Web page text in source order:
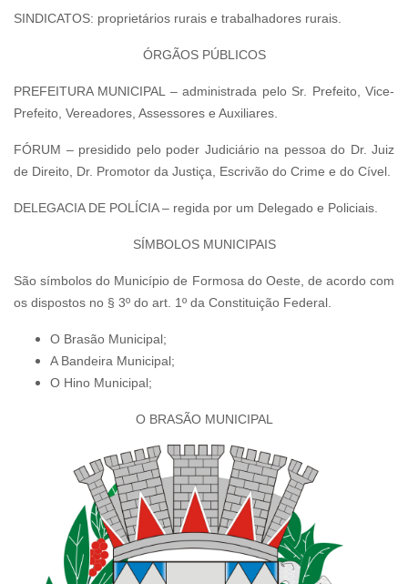
SINDICATOS: proprietários rurais e trabalhadores rurais.
ÓRGÃOS PÚBLICOS
PREFEITURA MUNICIPAL – administrada pelo Sr. Prefeito, Vice-
Prefeito, Vereadores, Assessores e Auxiliares.
FÓRUM – presidido pelo poder Judiciário na pessoa do Dr. Juiz
de Direito, Dr. Promotor da Justiça, Escrivão do Crime e do Cível.
DELEGACIA DE POLÍCIA – regida por um Delegado e Policiais.
SÍMBOLOS MUNICIPAIS
São símbolos do Município de Formosa do Oeste, de acordo com
os dispostos no § 3º do art. 1º da Constituição Federal.
O Brasão Municipal;
A Bandeira Municipal;
O Hino Municipal;
O BRASÃO MUNICIPAL